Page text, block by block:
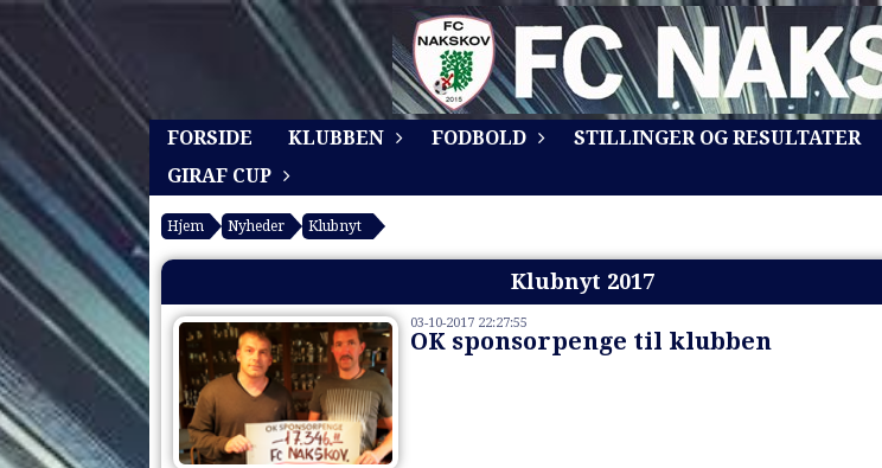
FORSIDE KLUBBEN FODBOLD STILLINGER OG RESULTATER
GIRAF CUP
Hjem Nyheder Klubnyt
Klubnyt 2017
03-10-2017 22:27:55
OK sponsorpenge til klubben